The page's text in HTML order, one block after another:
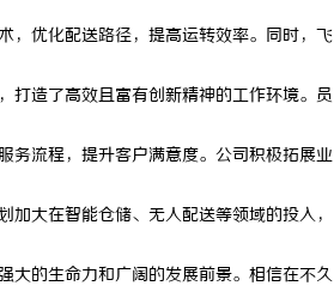
，优化配送路径，提高运转效率。同时，飞
打造了高效且富有创新精神的工作环境。员
流程，提升客户满意度。公司积极拓展业
大在智能仓储、无人配送等领域的投入，
大的生命力和广阔的发展前景。相信在不久